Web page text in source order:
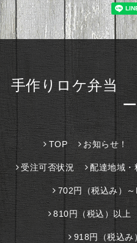
手作りロケ弁当
TOP お知らせ！
受注可否状況 配達地域・
702円（税込み）
810円（税込）以上
918円（税込み